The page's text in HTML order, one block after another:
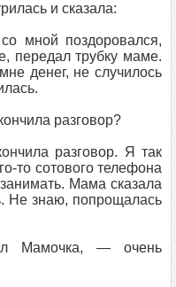
и сказала:
мной поздоровался,
передал трубку маме.
денег, не случилось
разговор?
разговор. Я так
то сотового телефона
Мама сказала
Не знаю, попрощалась
Мамочка, — очень